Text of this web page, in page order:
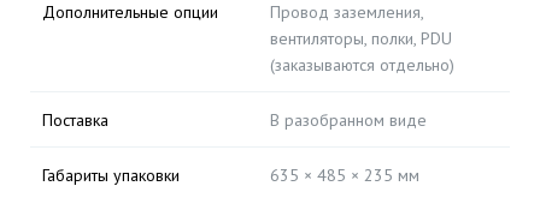
Дополнительные опции
Провод заземления,
вентиляторы, полки, PDU
(заказываются отдельно)
Поставка В разобранном виде
Габариты упаковки 635 × 485 × 235 мм